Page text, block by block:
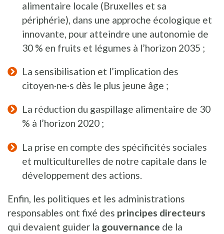
alimentaire locale (Bruxelles et sa
périphérie), dans une approche écologique et
innovante, pour atteindre une autonomie de
30 % en fruits et légumes à l’horizon 2035 ;
La sensibilisation et l’implication des
citoyen·ne·s dès le plus jeune âge ;
La réduction du gaspillage alimentaire de 30
% à l’horizon 2020 ;
La prise en compte des spécificités sociales
et multiculturelles de notre capitale dans le
développement des actions.
Enfin, les politiques et les administrations
responsables ont fixé des principes directeurs
qui devaient guider la gouvernance de la